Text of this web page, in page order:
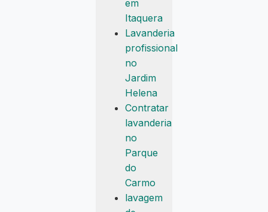
em
Itaquera
Lavanderia
profissional
no
Jardim
Helena
Contratar
lavanderia
no
Parque
do
Carmo
lavagem